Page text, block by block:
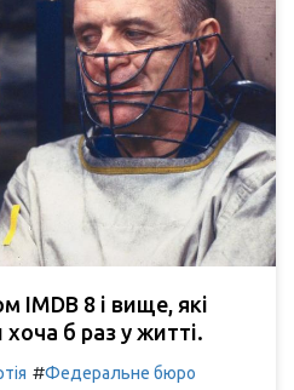
IMDB 8 і вище, які
б раз у житті.
#Федеральне бюро